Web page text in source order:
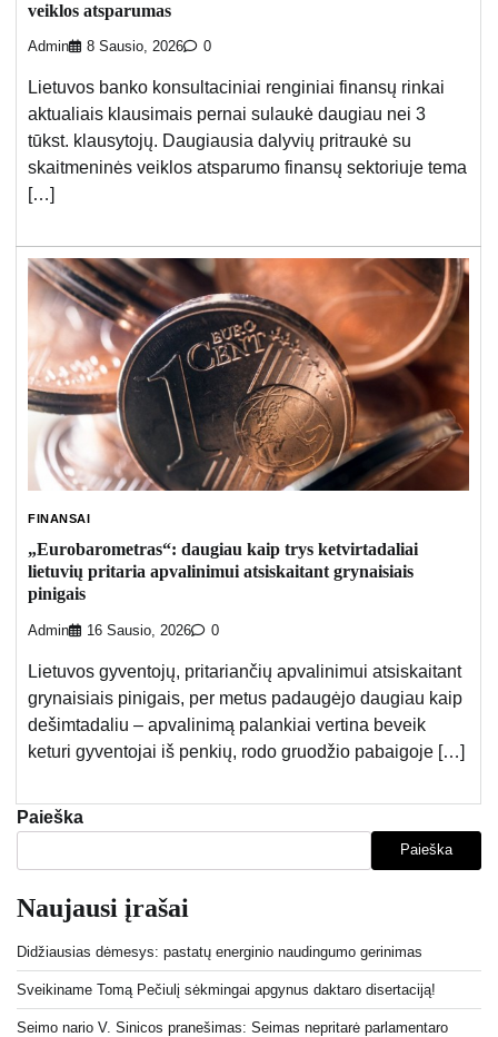
veiklos atsparumas
Admin 8 Sausio, 2026 0
Lietuvos banko konsultaciniai renginiai finansų rinkai
aktualiais klausimais pernai sulaukė daugiau nei 3
tūkst. klausytojų. Daugiausia dalyvių pritraukė su
skaitmeninės veiklos atsparumo finansų sektoriuje tema
[…]
FINANSAI
„Eurobarometras“: daugiau kaip trys ketvirtadaliai
lietuvių pritaria apvalinimui atsiskaitant grynaisiais
pinigais
Admin 16 Sausio, 2026 0
Lietuvos gyventojų, pritariančių apvalinimui atsiskaitant
grynaisiais pinigais, per metus padaugėjo daugiau kaip
dešimtadaliu – apvalinimą palankiai vertina beveik
keturi gyventojai iš penkių, rodo gruodžio pabaigoje […]
Paieška
Paieška
Naujausi įrašai
Didžiausias dėmesys: pastatų energinio naudingumo gerinimas
Sveikiname Tomą Pečiulį sėkmingai apgynus daktaro disertaciją!
Seimo nario V. Sinicos pranešimas: Seimas nepritarė parlamentaro